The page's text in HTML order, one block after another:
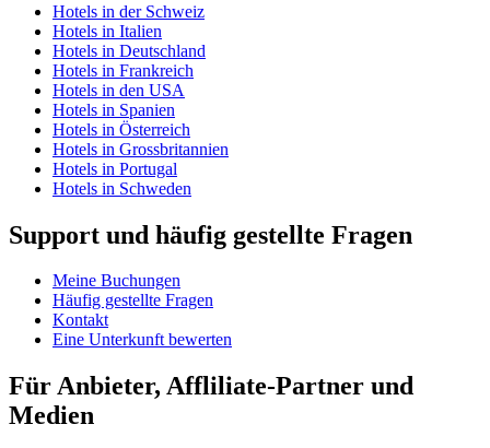
Hotels in der Schweiz
Hotels in Italien
Hotels in Deutschland
Hotels in Frankreich
Hotels in den USA
Hotels in Spanien
Hotels in Österreich
Hotels in Grossbritannien
Hotels in Portugal
Hotels in Schweden
Support und häufig gestellte Fragen
Meine Buchungen
Häufig gestellte Fragen
Kontakt
Eine Unterkunft bewerten
Für Anbieter, Affliliate-Partner und
Medien